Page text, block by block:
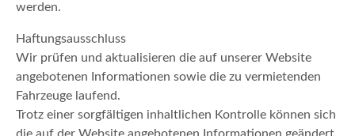
werden.
Haftungsausschluss
Wir prüfen und aktualisieren die auf unserer Website
angebotenen Informationen sowie die zu vermietenden
Fahrzeuge laufend.
Trotz einer sorgfältigen inhaltlichen Kontrolle können sich